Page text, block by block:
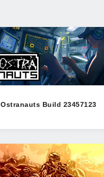
Ostranauts Build 23457123